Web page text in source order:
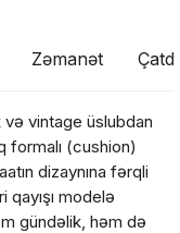
Zəmanət
vintage üslubdan
formalı (cushion)
dizaynına fərqli
modelə
gündəlik, həm də